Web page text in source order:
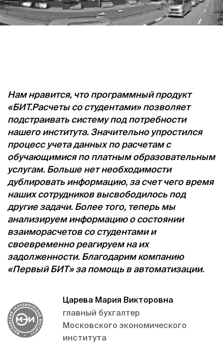
Нам нравится, что программный продукт
«БИТ.Расчеты со студентами» позволяет
подстраивать систему под потребности
нашего института. Значительно упростился
процесс учета данных по расчетам с
обучающимися по платным образовательным
услугам. Больше нет необходимости
дублировать информацию, за счет чего время
наших сотрудников высвободилось под
другие задачи. Более того, теперь мы
анализируем информацию о состоянии
взаиморасчетов со студентами и
своевременно реагируем на их
задолженности. Благодарим компанию
«Первый БИТ» за помощь в автоматизации.
Царева Мария Викторовна
главный бухгалтер
Московского экономического
института